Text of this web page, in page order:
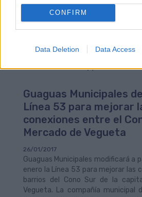
CONFIRM
Data Deletion Data Access
Pou y con la que este fin de
las 20.30 horas) arranca la nueva
por el concejal de Transporte de
Cultura del Cabildo y presidente de
Guaguas Municipales
Línea 53 para mejorar
conexiones entre el
Mercado de Vegueta
26/01/2017
Guaguas Municipales modificará a
enero la Línea 53 para mejorar las
barrios del Cono Sur de la
Vegueta. La compañía municipal